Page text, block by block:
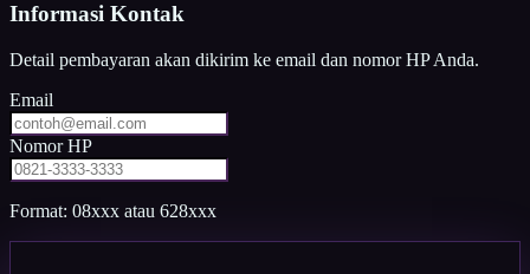
Informasi Kontak
Detail pembayaran akan dikirim ke email dan nomor HP Anda.
Email
Nomor HP
Format: 08xxx atau 628xxx